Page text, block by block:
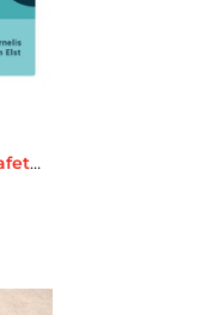
Real-Time Food Safety Assurance